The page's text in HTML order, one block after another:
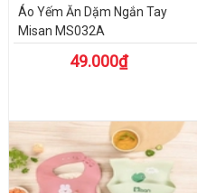
Áo Yếm Ăn Dặm Ngắn Tay
Misan MS032A
49.000₫